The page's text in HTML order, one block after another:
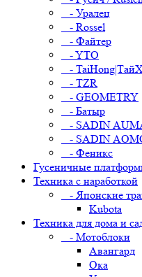
- Уралец
- Rossel
- Файтер
- YTO
-
- TZR
- GEOMETRY
- Батыр
- SADIN
- SADIN
- Феникс
Гусеничные
Техника с наработкой
- Японские
Kubota
Техника для дома и
- Мотоблоки
Авангард
Ока